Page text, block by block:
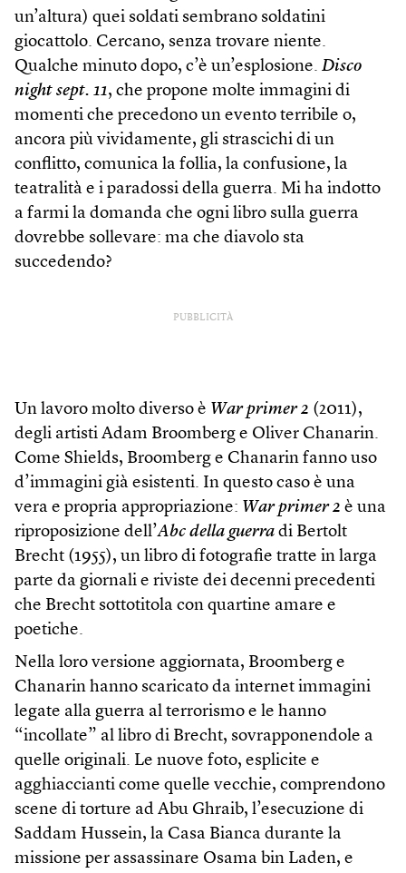
un’altura) quei soldati sembrano soldatini
giocattolo. Cercano, senza trovare niente.
Qualche minuto dopo, c’è un’esplosione. Disco
night sept. 11, che propone molte immagini di
momenti che precedono un evento terribile o,
ancora più vividamente, gli strascichi di un
conflitto, comunica la follia, la confusione, la
teatralità e i paradossi della guerra. Mi ha indotto
a farmi la domanda che ogni libro sulla guerra
dovrebbe sollevare: ma che diavolo sta
succedendo?
PUBBLICITÀ
Un lavoro molto diverso è War primer 2 (2011),
degli artisti Adam Broomberg e Oliver Chanarin.
Come Shields, Broomberg e Chanarin fanno uso
d’immagini già esistenti. In questo caso è una
vera e propria appropriazione: War primer 2 è una
riproposizione dell’Abc della guerra di Bertolt
Brecht (1955), un libro di fotografie tratte in larga
parte da giornali e riviste dei decenni precedenti
che Brecht sottotitola con quartine amare e
poetiche.
Nella loro versione aggiornata, Broomberg e
Chanarin hanno scaricato da internet immagini
legate alla guerra al terrorismo e le hanno
“incollate” al libro di Brecht, sovrapponendole a
quelle originali. Le nuove foto, esplicite e
agghiaccianti come quelle vecchie, comprendono
scene di torture ad Abu Ghraib, l’esecuzione di
Saddam Hussein, la Casa Bianca durante la
missione per assassinare Osama bin Laden, e